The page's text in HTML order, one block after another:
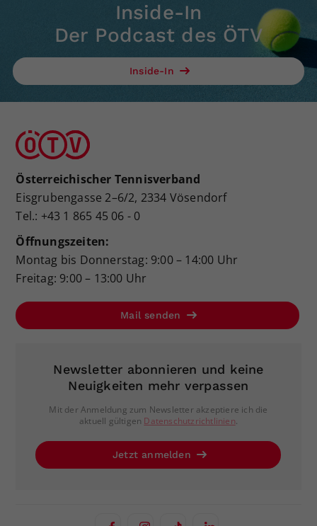
Inside-In
Der Podcast des ÖTV
Inside-In
Österreichischer Tennisverband
Eisgrubengasse 2–6/2, 2334 Vösendorf
Tel.: +43 1 865 45 06 - 0
Öffnungszeiten:
Montag bis Donnerstag: 9:00 – 14:00 Uhr
Freitag: 9:00 – 13:00 Uhr
Mail senden
Newsletter abonnieren und keine
Neuigkeiten mehr verpassen
Mit der Anmeldung zum Newsletter akzeptiere ich die
aktuell gültigen Datenschutzrichtlinien.
Jetzt anmelden